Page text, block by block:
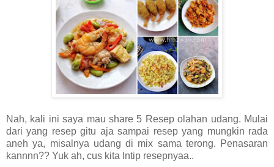
Nah, kali ini saya mau share 5 Resep olahan udang. Mulai
dari yang resep gitu aja sampai resep yang mungkin rada
aneh ya, misalnya udang di mix sama terong. Penasaran
kannnn?? Yuk ah, cus kita Intip resepnyaa..